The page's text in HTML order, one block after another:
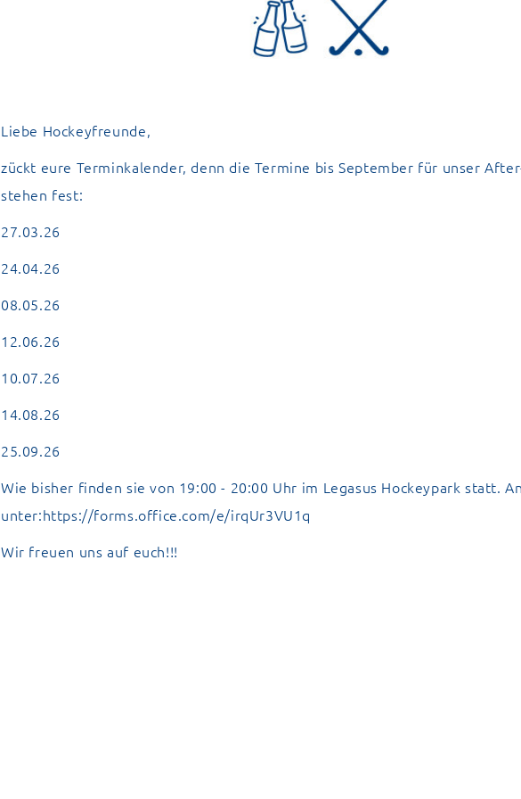
Liebe Hockeyfreunde,
zückt eure Terminkalender, denn die Termine bis September für unser
stehen fest:
27.03.26
24.04.26
08.05.26
12.06.26
10.07.26
14.08.26
25.09.26
Wie bisher finden sie von 19:00 - 20:00 Uhr im Legasus Hockeypark statt.
unter:https://forms.office.com/e/irqUr3VU1q
Wir freuen uns auf euch!!!